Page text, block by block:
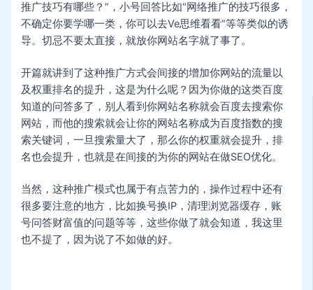
推广技巧有哪些？”，小号回答比如“网络推广的技巧很多，
不确定你要学哪一类，你可以去Ve思维看看”等等类似的诱
导。切忌不要太直接，就放你网站名字就了事了。
开篇就讲到了这种推广方式会间接的增加你网站的流量以
及权重排名的提升，这是为什么呢？因为你做的这类百度
知道的问答多了，别人看到你网站名称就会百度去搜索你
网站，而他的搜索就会让你的网站名称成为百度指数的搜
索关键词，一旦搜索量大了，那么你的权重就会提升，排
名也会提升，也就是在间接的为你的网站在做SEO优化。
当然，这种推广模式也属于有点苦力的，操作过程中还有
很多要注意的地方，比如换号换IP，清理浏览器缓存，账
号问答财富值的问题等等，这些你做了就会知道，我这里
也不提了，因为说了不如做的好。